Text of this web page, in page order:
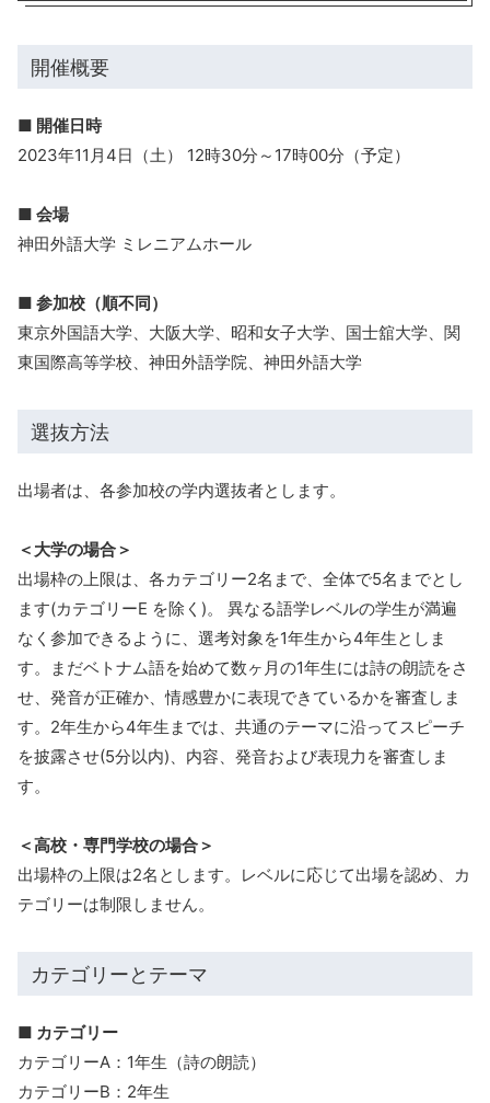
開催概要
■ 開催日時
2023年11月4日（土） 12時30分～17時00分（予定）
■ 会場
神田外語大学 ミレニアムホール
■ 参加校（順不同）
東京外国語大学、大阪大学、昭和女子大学、国士舘大学、関
東国際高等学校、神田外語学院、神田外語大学
選抜方法
出場者は、各参加校の学内選抜者とします。
＜大学の場合＞
出場枠の上限は、各カテゴリー2名まで、全体で5名までとし
ます(カテゴリーE を除く)。 異なる語学レベルの学生が満遍
なく参加できるように、選考対象を1年生から4年生としま
す。まだベトナム語を始めて数ヶ月の1年生には詩の朗読をさ
せ、発音が正確か、情感豊かに表現できているかを審査しま
す。2年生から4年生までは、共通のテーマに沿ってスピーチ
を披露させ(5分以内)、内容、発音および表現力を審査しま
す。
＜高校・専門学校の場合＞
出場枠の上限は2名とします。レベルに応じて出場を認め、カ
テゴリーは制限しません。
カテゴリーとテーマ
■ カテゴリー
カテゴリーA：1年生（詩の朗読）
カテゴリーB：2年生